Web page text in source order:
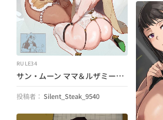
RULE34
サン・ムーン ママ＆ルザミーネ 大人のお泊り (ニャンチャ) (ポケモン)
投稿者： Silent_Steak_9540